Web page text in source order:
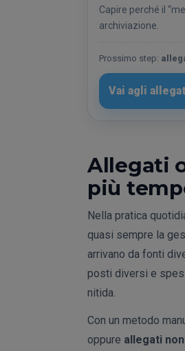
Capire perché il
archiviazione.
Prossimo step:
Vai agli
Allegati
più
Nella pratica
quasi sempre la
arrivano da fonti
posti diversi e
nitida.
Con un metodo
oppure allegati